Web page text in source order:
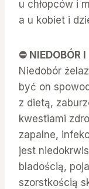
u chłopców i
a u kobiet i
⛔️ NIEDOBÓR
Niedobór
być on
z dietą,
kwestiami
zapalne,
jest
bladością,
szorstkością